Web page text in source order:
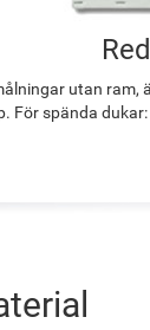
utan ram,
För spända